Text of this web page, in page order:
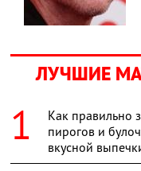
ЛУЧШИЕ
Как правильно
пирогов и
вкусной